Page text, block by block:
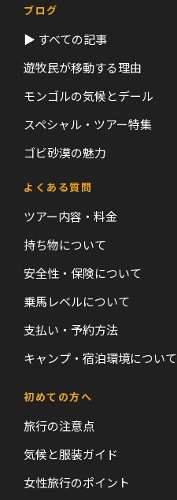
ブログ
▶ すべての記事
遊牧民が移動する理由
モンゴルの気候とデール
スペシャル・ツアー特集
ゴビ砂漠の魅力
よくある質問
ツアー内容・料金
持ち物について
安全性・保険について
乗馬レベルについて
支払い・予約方法
キャンプ・宿泊環境について
初めての方へ
旅行の注意点
気候と服装ガイド
女性旅行のポイント